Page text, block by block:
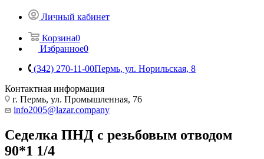
Личный кабинет
Корзина0
Избранное0
(342) 270-11-00Пермь, ул. Норильская, 8
Контактная информация
г. Пермь, ул. Промышленная, 76
info2005@lazar.company
Седелка ПНД с резьбовым отводом
90*1 1/4